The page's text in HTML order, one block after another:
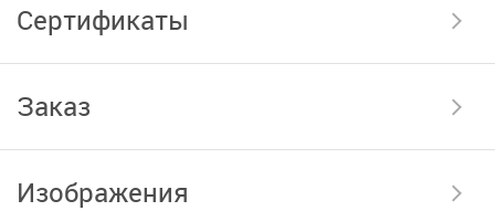
Сертификаты
Заказ
Изображения